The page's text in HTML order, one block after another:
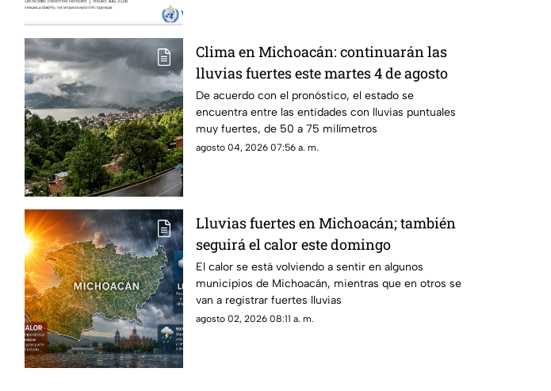
Clima en Michoacán: continuarán las
lluvias fuertes este martes 4 de agosto
De acuerdo con el pronóstico, el estado se
encuentra entre las entidades con lluvias puntuales
muy fuertes, de 50 a 75 milímetros
agosto 04, 2026 07:56 a. m.
Lluvias fuertes en Michoacán; también
seguirá el calor este domingo
El calor se está volviendo a sentir en algunos
municipios de Michoacán, mientras que en otros se
van a registrar fuertes lluvias
agosto 02, 2026 08:11 a. m.